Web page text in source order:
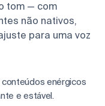
tom — com
não nativos,
para uma voz
enérgicos
e estável.